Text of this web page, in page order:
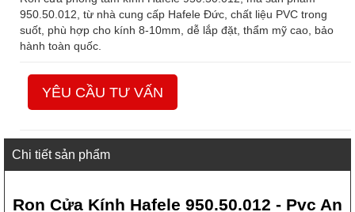
950.50.012, từ nhà cung cấp Hafele Đức, chất liệu PVC trong
suốt, phù hợp cho kính 8-10mm, dễ lắp đặt, thẩm mỹ cao, bảo
hành toàn quốc.
YÊU CẦU TƯ VẤN
Chi tiết sản phẩm
Ron Cửa Kính Hafele 950.50.012 - Pvc An